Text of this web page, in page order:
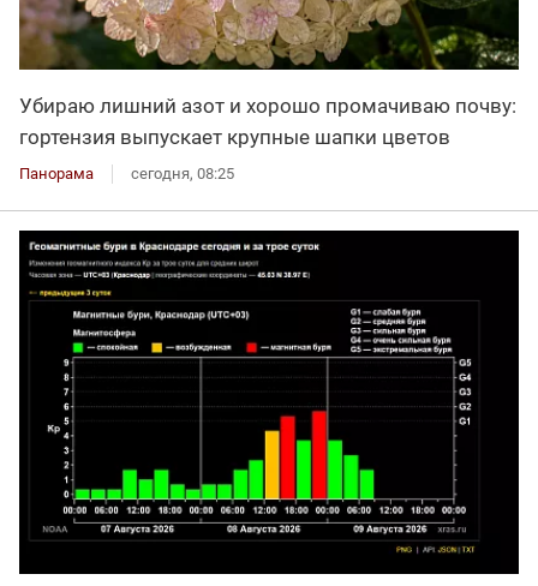
Убираю лишний азот и хорошо промачиваю почву:
гортензия выпускает крупные шапки цветов
Панорама сегодня, 08:25